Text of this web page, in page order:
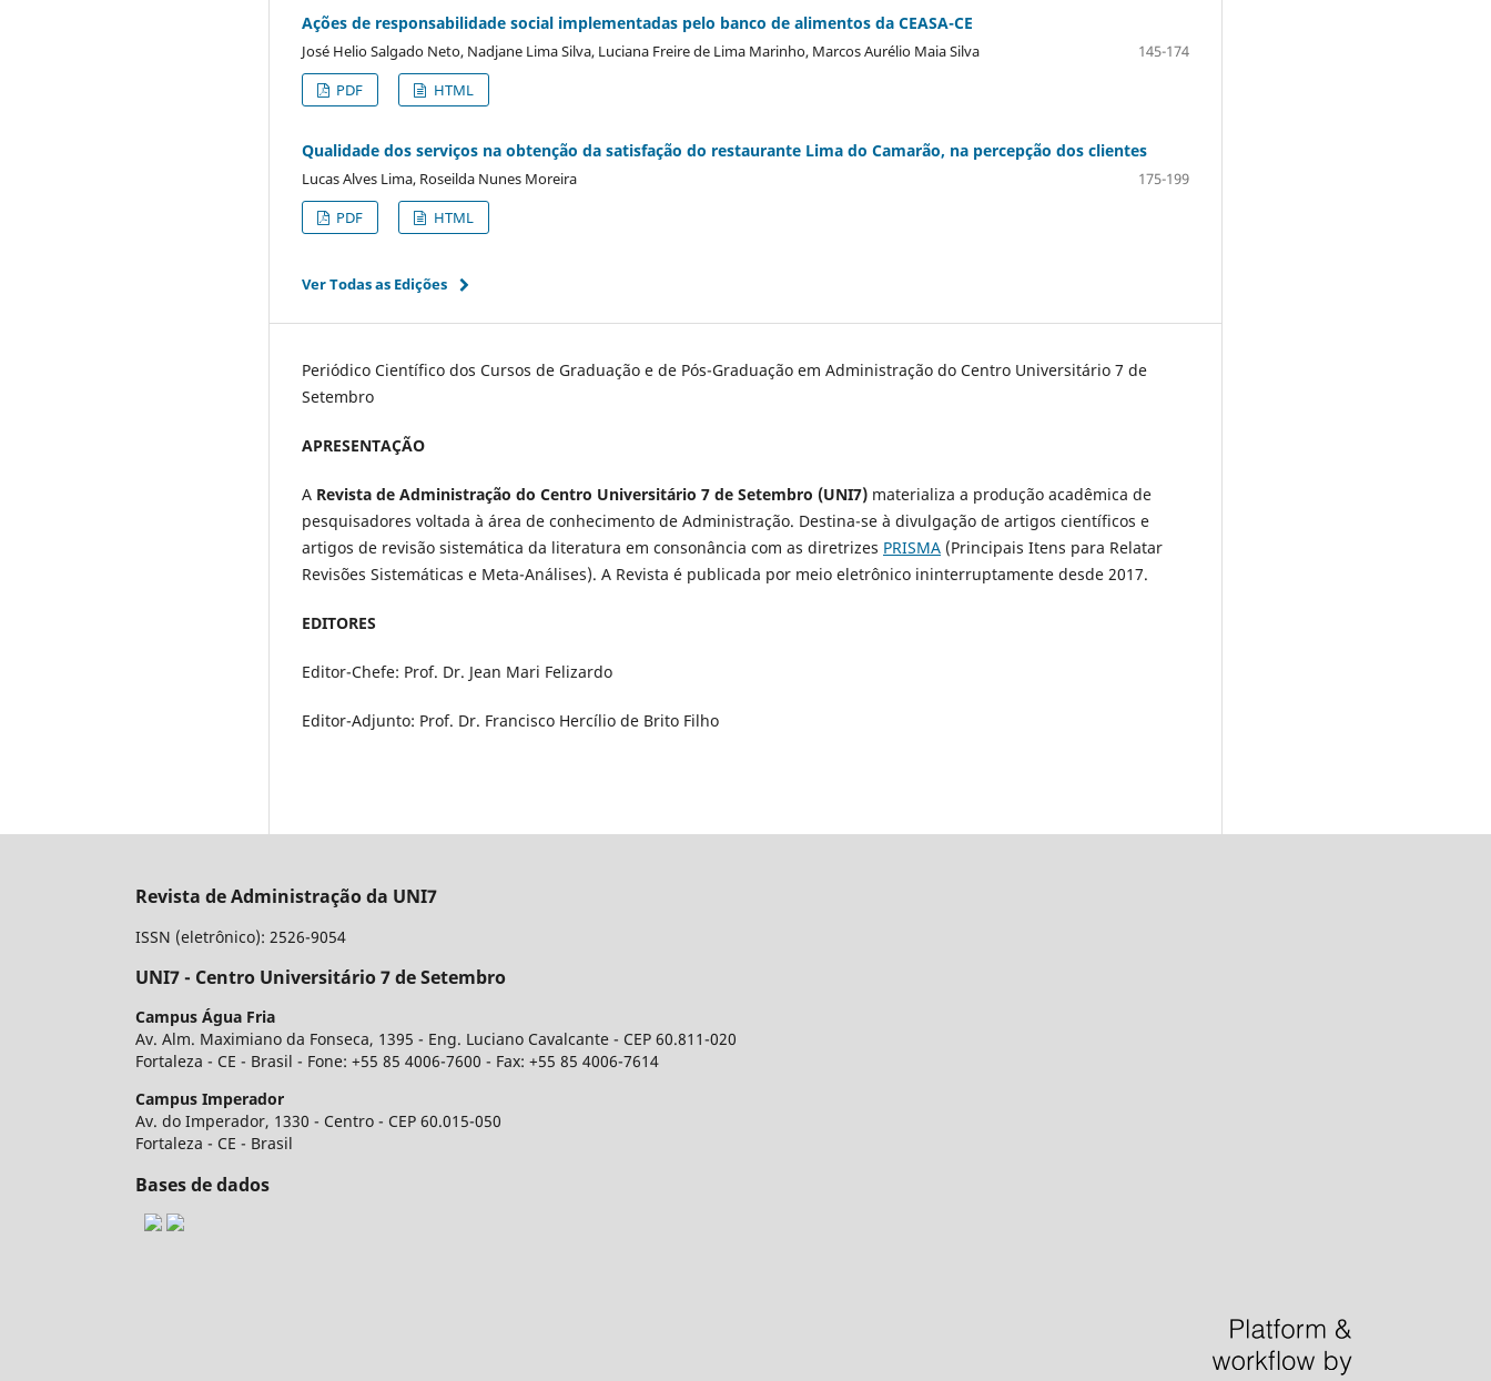
Ações de responsabilidade social implementadas pelo banco de alimentos da CEASA-CE
José Helio Salgado Neto, Nadjane Lima Silva, Luciana Freire de Lima Marinho, Marcos Aurélio Maia Silva
145-174
PDF
HTML
Qualidade dos serviços na obtenção da satisfação do restaurante Lima do Camarão, na percepção dos clientes
Lucas Alves Lima, Roseilda Nunes Moreira
175-199
PDF
HTML
Ver Todas as Edições
Periódico Científico dos Cursos de Graduação e de Pós-Graduação em Administração do Centro Universitário 7 de
Setembro
APRESENTAÇÃO
A Revista de Administração do Centro Universitário 7 de Setembro (UNI7) materializa a produção acadêmica de
pesquisadores voltada à área de conhecimento de Administração. Destina-se à divulgação de artigos científicos e
artigos de revisão sistemática da literatura em consonância com as diretrizes PRISMA (Principais Itens para Relatar
Revisões Sistemáticas e Meta-Análises). A Revista é publicada por meio eletrônico ininterruptamente desde 2017.
EDITORES
Editor-Chefe: Prof. Dr. Jean Mari Felizardo
Editor-Adjunto: Prof. Dr. Francisco Hercílio de Brito Filho
Revista de Administração da UNI7
ISSN (eletrônico): 2526-9054
UNI7 - Centro Universitário 7 de Setembro
Campus Água Fria
Av. Alm. Maximiano da Fonseca, 1395 - Eng. Luciano Cavalcante - CEP 60.811-020
Fortaleza - CE - Brasil - Fone: +55 85 4006-7600 - Fax: +55 85 4006-7614
Campus Imperador
Av. do Imperador, 1330 - Centro - CEP 60.015-050
Fortaleza - CE - Brasil
Bases de dados